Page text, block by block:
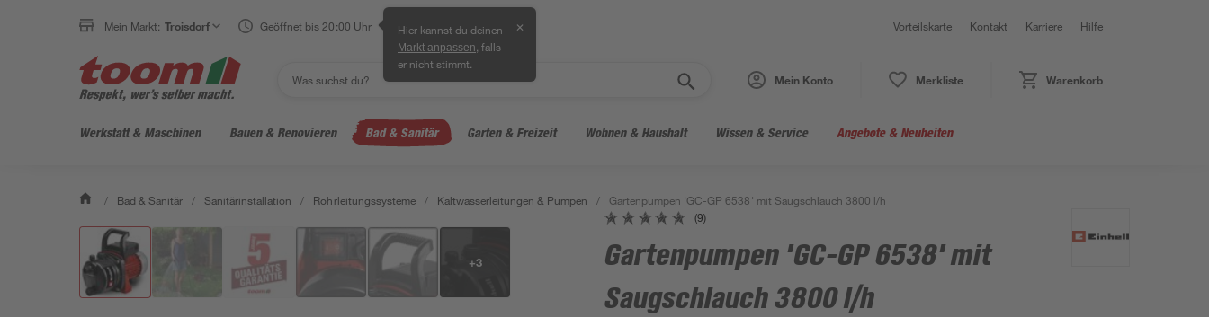
Mein Markt: Troisdorf Geöffnet bis 20:00 Uhr Hier kannst du deinen
Markt anpassen , falls
er nicht stimmt.
✕ Vorteilskarte Kontakt Karriere Hilfe
Mein Konto Merkliste Warenkorb
Werkstatt & Maschinen Bauen & Renovieren Bad & Sanitär Garten & Freizeit Wohnen & Haushalt Wissen & Service Angebote & Neuheiten
/ Bad & Sanitär / Sanitärinstallation / Rohrleitungssysteme / Kaltwasserleitungen & Pumpen / Gartenpumpen 'GC-GP 6538' mit Saugschlauch 3800 l/h
+3
(9)
Gartenpumpen 'GC-GP 6538' mit
Saugschlauch 3800 l/h